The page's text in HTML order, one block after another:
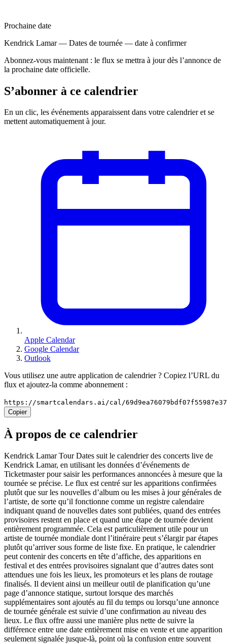
Prochaine date
Kendrick Lamar — Dates de tournée — date à confirmer
Abonnez-vous maintenant : le flux se mettra à jour dès l’annonce de
la prochaine date officielle.
S’abonner à ce calendrier
En un clic, les événements apparaissent dans votre calendrier et se
mettent automatiquement à jour.
Apple Calendar
Google Calendar
Outlook
Vous utilisez une autre application de calendrier ? Copiez l’URL du
flux et ajoutez-la comme abonnement :
https://smartcalendars.ai/cal/
Copier
À propos de ce calendrier
Kendrick Lamar Tour Dates suit le calendrier des concerts live de
Kendrick Lamar, en utilisant les données d’événements de
Ticketmaster pour saisir les performances annoncées à mesure que la
tournée se précise. Le flux est centré sur les apparitions confirmées
plutôt que sur les nouvelles d’album ou les mises à jour générales de
l’artiste, de sorte qu’il fonctionne comme un registre calendaire
indiquant quand de nouvelles dates sont publiées, quand des entrées
provisoires restent en place et quand une étape de tournée devient
entièrement programmée. Cela est particulièrement utile pour un
artiste de tournée mondiale dont l’itinéraire peut s’élargir par étapes
plutôt qu’arriver sous forme de liste fixe. En pratique, le calendrier
peut contenir des concerts en tête d’affiche, des apparitions en
festival et des entrées provisoires signalant que d’autres dates sont
attendues une fois les lieux, les promoteurs et les plans de routage
finalisés. Il devient ainsi un meilleur outil de planification qu’une
page d’annonce statique, surtout lorsque des marchés
supplémentaires sont ajoutés au fil du temps ou lorsqu’une annonce
de tournée générale est suivie d’une confirmation au niveau des
lieux. Le flux offre aussi une manière plus nette de suivre la
différence entre une date entièrement mise en vente et une apparition
seulement signalée jusque-là, point où la confusion entre souvent